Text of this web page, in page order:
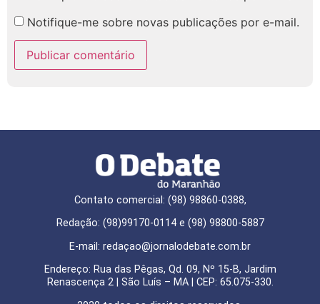
Notifique-me sobre novas publicações por e-mail.
Contato comercial: (98) 98860-0388,
Redação: (98)99170-0114 e (98) 98800-5887
E-mail: redaçao@jornalodebate.com.br
Endereço: Rua das Pêgas, Qd. 09, Nº 15-B, Jardim
Renascença 2 | São Luís – MA | CEP: 65.075-330.